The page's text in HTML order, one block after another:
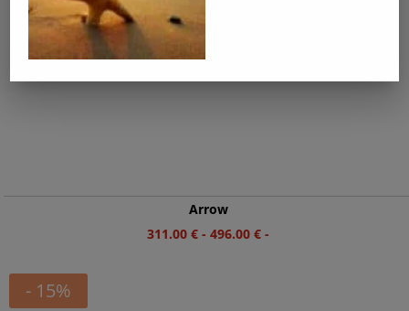
Arrow
311.00€ -496.00€ -
- 15%